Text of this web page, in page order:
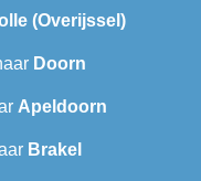
(Overijssel)
Doorn
Apeldoorn
Brakel